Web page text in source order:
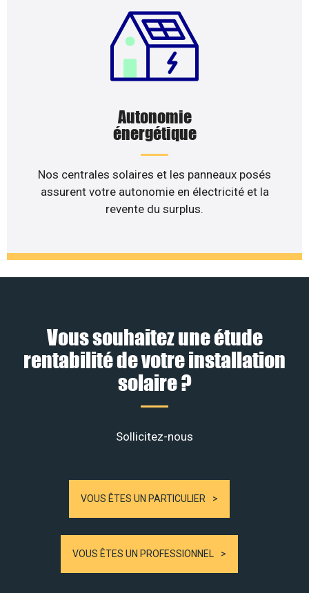
Autonomie
énergétique
Nos centrales solaires et les panneaux posés
assurent votre autonomie en électricité et la
revente du surplus.
Vous souhaitez une étude
rentabilité de votre installation
solaire ?
Sollicitez-nous
VOUS ÊTES UN PARTICULIER
VOUS ÊTES UN PROFESSIONNEL